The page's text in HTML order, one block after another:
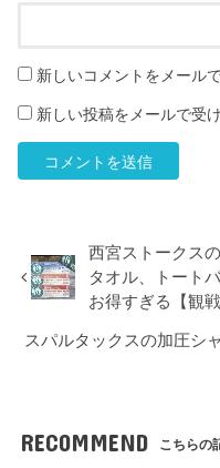
新しいコメントをメール
新しい投稿をメールで受
西宮ストークス
タオル、トート
お得すぎる【観
スパルタックスの加圧シ
RECOMMEND こちらの